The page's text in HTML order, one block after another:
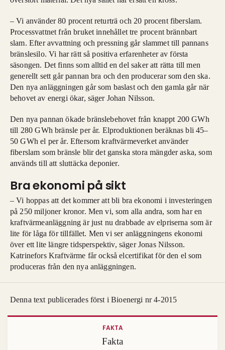
– Vi använder 80 procent returträ och 20 procent fiberslam.
Processvattnet från bruket innehållet tre procent brännbart
slam. Efter avvattning och pressning går slammet till pannans
bränslesilo. Vi har rätt så positiva erfarenheter av första
säsongen. Det finns som alltid en del saker att rätta till men
generellt sett går pannan bra och den producerar som den ska.
Den nya anläggningen går som baslast och den gamla går när
behovet av energi ökar, säger Johan Nilsson.
Den nya pannan ökade bränslebehovet från knappt 200 GWh
till 280 GWh bränsle per år. Elproduktionen beräknas bli 45–
50 GWh el per år. Eftersom kraftvärmeverket använder
fiberslam som bränsle blir det ganska stora mängder aska, som
används till att sluttäcka deponier.
Bra ekonomi på sikt
– Vi hoppas att det kommer att bli bra ekonomi i investeringen
på 250 miljoner kronor. Men vi, som alla andra, som har en
kraftvärmeanläggning är just nu drabbade av elpriserna som är
lite för låga för tillfället. Men vi ser anläggningens ekonomi
över ett lite längre tidsperspektiv, säger Jonas Nilsson.
Katrinefors Kraftvärme får också elcertifikat för den el som
produceras från den nya anläggningen.
Denna text publicerades först i Bioenergi nr 4-2015
FAKTA
Fakta